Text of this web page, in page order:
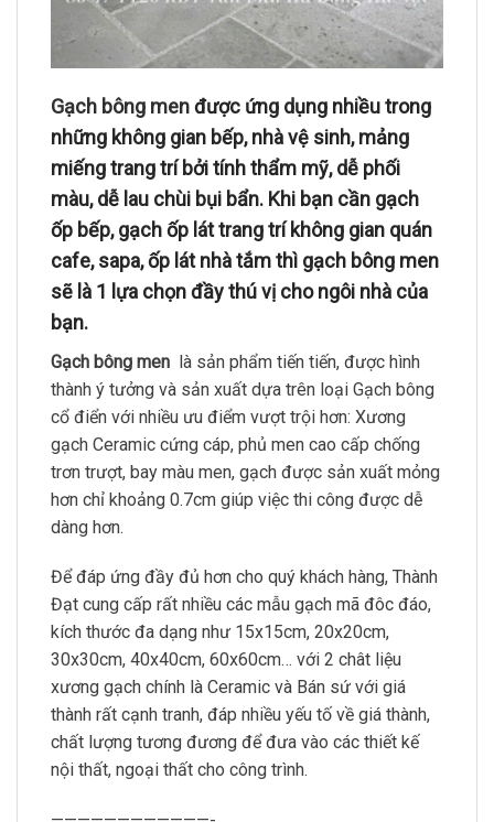
Gạch bông menđược ứng dụng nhiều trong
những không gian bếp, nhà vệ sinh, mảng
miếng trang trí bởi tính thẩm mỹ, dễ phối
màu, dễ lau chùi bụi bẩn. Khi bạn cần gạch
ốp bếp, gạch ốp lát trang trí không gian quán
cafe, sapa, ốp lát nhà tắm thì gạch bông men
sẽ là 1 lựa chọn đầy thú vị cho ngôi nhà của
bạn.
Gạch bông men là sản phẩm tiến tiến, được hình
thành ý tưởng và sản xuất dựa trên loại Gạch bông
cổ điển với nhiều ưu điểm vượt trội hơn: Xương
gạch Ceramic cứng cáp, phủ men cao cấp chống
trơn trượt, bay màu men, gạch được sản xuất mỏng
hơn chỉ khoảng 0.7cm giúp việc thi công được dễ
dàng hơn.
Để đáp ứng đầy đủ hơn cho quý khách hàng, Thành
Đạt cung cấp rất nhiều các mẫu gạch mã đôc đáo,
kích thước đa dạng như 15x15cm, 20x20cm,
30x30cm, 40x40cm, 60x60cm… với 2 chât liệu
xương gạch chính là Ceramic và Bán sứ với giá
thành rất cạnh tranh, đáp nhiều yếu tố về giá thành,
chất lượng tương đương để đưa vào các thiết kế
nội thất, ngoại thất cho công trình.